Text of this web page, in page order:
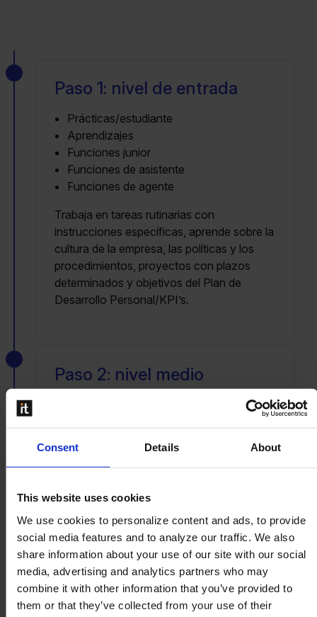
Consent Details About
This website uses cookies
We use cookies to personalize content and ads, to provide
social media features and to analyze our traffic. We also
share information about your use of our site with our social
media, advertising and analytics partners who may
combine it with other information that you’ve provided to
them or that they’ve collected from your use of their
Paso 1: nivel de entrada
Prácticas/estudiante
Aprendizajes
Funciones junior
Funciones de asistente
Funciones de agente
Trabaja en tareas rutinarias con
instrucciones específicas, aprende sobre la
cultura de la empresa, las políticas y los
procedimientos, proyectos con plazos
determinados y objetivos del Plan de
Desarrollo Personal/KPI’s.
Paso 2: nivel medio
Funciones de asistente
especializadas, asume la responsabilidad
de las tareas delegadas, y cumple con los
plazos de proyectos y los objetivos del
Plan de Desarrollo Personal/KPI’s.